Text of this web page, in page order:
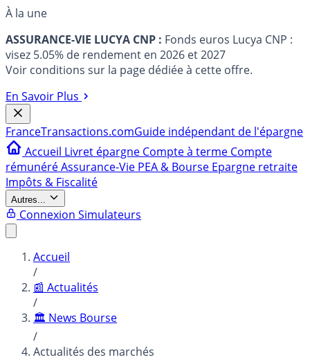
À la une
ASSURANCE-VIE LUCYA CNP : Fonds euros Lucya CNP :
visez 5.05% de rendement en 2026 et 2027
Voir conditions sur la page dédiée à cette offre.
En Savoir Plus
FranceTransactions.comGuide indépendant de l'épargne
Accueil Livret épargne Compte à terme Compte
rémunéréAssurance-Vie PEA & Bourse Epargne retraite
Impôts & Fiscalité
Autres...
Connexion Simulateurs
Accueil
/
📰 Actualités
/
🏛️ News Bourse
/
Actualités des marchés